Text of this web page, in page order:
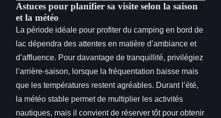
Astuces pour planifier sa visite selon la saison
et la météo
La période idéale pour profiter du camping en bord de
lac dépendra des attentes en matière d’ambiance et
d’affluence. Pour davantage de tranquillité, privilégiez
l’arrière-saison, lorsque la fréquentation baisse mais
que les températures restent agréables. Durant l’été,
la météo stable permet de multiplier les activités
nautiques, mais il convient de réserver tôt pour obtenir